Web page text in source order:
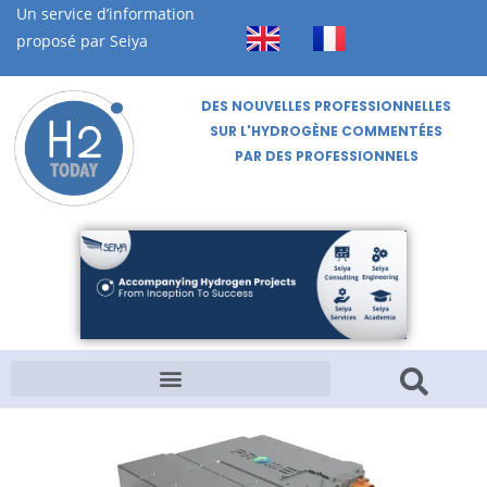
Un service d’information
proposé par Seiya
DES NOUVELLES PROFESSIONNELLES
SUR L'HYDROGÈNE COMMENTÉES
PAR DES PROFESSIONNELS